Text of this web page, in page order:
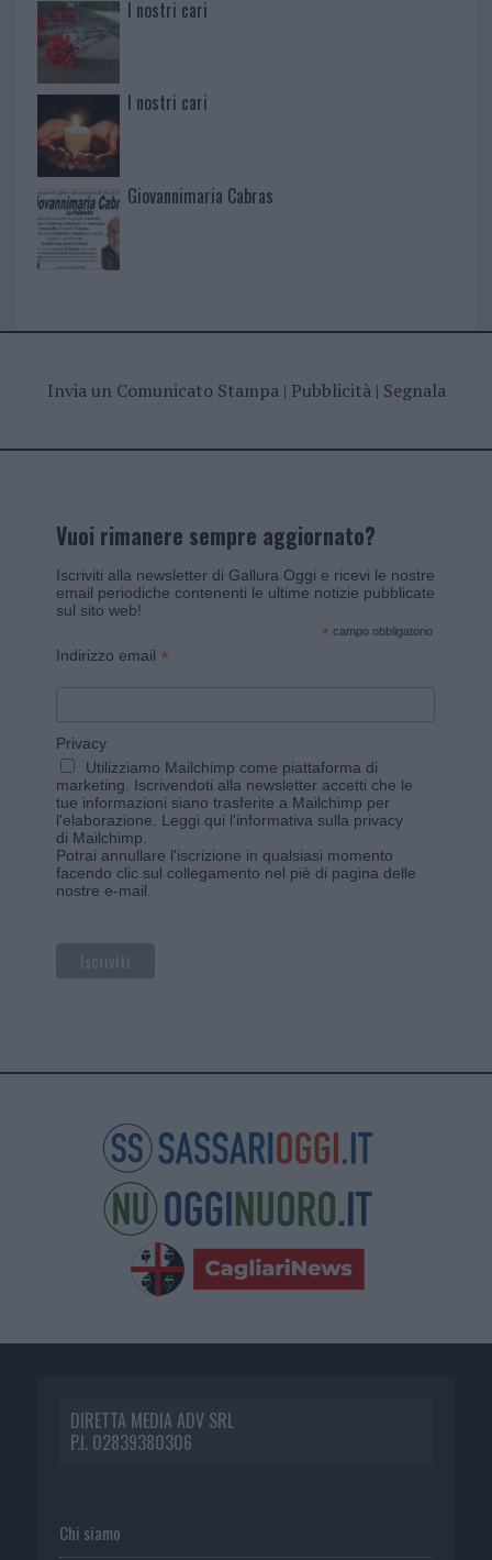
I nostri cari
I nostri cari
Giovannimaria Cabras
Invia un Comunicato Stampa| Pubblicità| Segnala
Vuoi rimanere sempre aggiornato?
Iscriviti alla newsletter di Gallura Oggi e ricevi le nostre
email periodiche contenenti le ultime notizie pubblicate
sul sito web!
* campo obbligatorio
Indirizzo email *
Privacy
Utilizziamo Mailchimp come piattaforma di
marketing. Iscrivendoti alla newsletter accetti che le
tue informazioni siano trasferite a Mailchimp per
l'elaborazione. Leggi qui l'informativa sulla privacy
di Mailchimp
Potrai annullare l'iscrizione in qualsiasi momento
facendo clic sul collegamento nel piè di pagina delle
nostre e-mail.
DIRETTA MEDIA ADV SRL
P.I. 02839380306
Chi siamo